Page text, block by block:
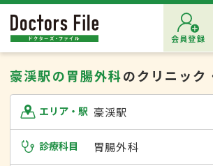
会員登録
豪渓駅の胃腸外科のクリニック
エリア・駅 豪渓駅
診療科目 胃腸外科